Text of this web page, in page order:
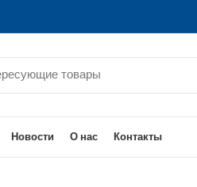
Новости О нас Контакты